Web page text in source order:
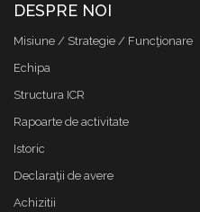
DESPRE NOI
Misiune / Strategie / Funcţionare
Echipa
Structura ICR
Rapoarte de activitate
Istoric
Declaraţii de avere
Achizitii